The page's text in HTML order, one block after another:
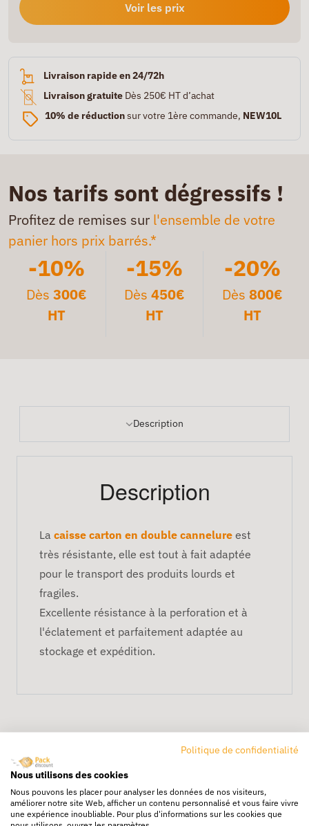
Voir les prix
Livraison rapide en 24/72h
Livraison gratuite Dès 250€ HT d’achat
10% de réductionsur votre 1ère commande, NEW10L
Nos tarifs sont dégressifs !
Profitez de remises sur l'ensemble de votre
panier hors prix barrés.*
-10%
Dès300€
HT
-15%
Dès 450€
HT
-20%
Dès 800€
HT
Description
Description
La caisse carton en double cannelure est
très résistante, elle est tout à fait adaptée
pour le transport des produits lourds et
fragiles.
Excellente résistance à la perforation et à
l'éclatement et parfaitement adaptée au
stockage et expédition.
Livraison rapide
24/72h partout en europe
Politique de confidentialité
Nous utilisons des cookies
Nous pouvons les placer pour analyser les données de nos visiteurs,
améliorer notre site Web, afficher un contenu personnalisé et vous faire vivre
une expérience inoubliable. Pour plus d'informations sur les cookies que